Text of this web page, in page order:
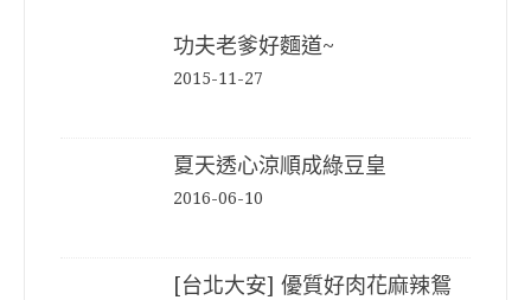
功夫老爹好麵道~
2015-11-27
夏天透心涼順成綠豆皇
2016-06-10
[台北大安] 優質好肉花麻辣鴛